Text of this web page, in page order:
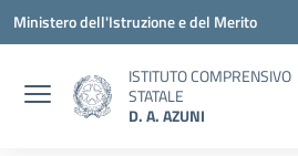
Vai ai contenuti
Vai al menu di navigazione
Vai al footer
Ministero dell'Istruzione e del Merito
ISTITUTO COMPRENSIVO
STATALE
D. A. AZUNI